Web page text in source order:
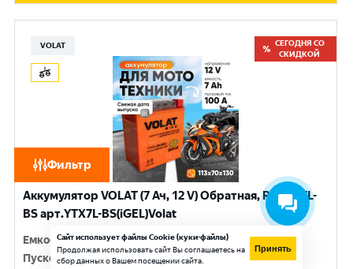
Фильтр
VOLAT
СЕГОДНЯ СО
СКИДКОЙ
Аккумулятор VOLAT (7 Ач, 12 V) Обратная, R+ YTX7L-
BS арт.YTX7L-BS(iGEL)Volat
Емкость:7 Ач
Пусковой ток:100 A
Сайт использует файлы Cookie (куки-файлы)
Продолжая использовать сайт Вы соглашаетесь на
сбор данных о Вашем посещении сайта.
Принять